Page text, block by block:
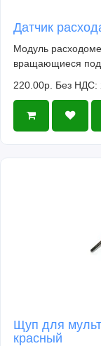
Датчик
Модуль
вращающиеся под
220.00р. Без НДС:
Щуп для
красный